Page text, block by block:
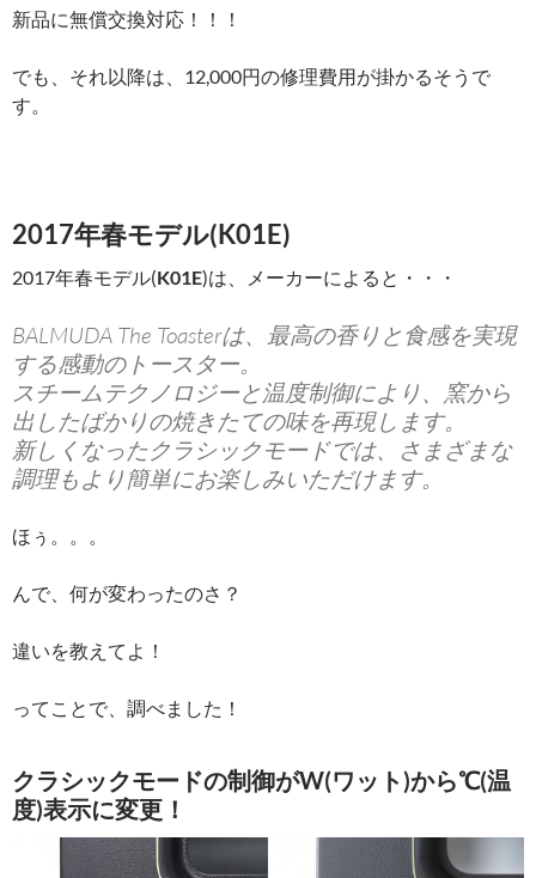
新品に無償交換対応！！！
でも、それ以降は、12,000円の修理費用が掛かるそうで
す。
2017年春モデル(K01E)
2017年春モデル(K01E)は、メーカーによると・・・
BALMUDA The Toasterは、最高の香りと食感を実現
する感動のトースター。
スチームテクノロジーと温度制御により、窯から
出したばかりの焼きたての味を再現します。
新しくなったクラシックモードでは、さまざまな
調理もより簡単にお楽しみいただけます。
ほぅ。。。
んで、何が変わったのさ？
違いを教えてよ！
ってことで、調べました！
クラシックモードの制御がW(ワット)から℃(温
度)表示に変更！